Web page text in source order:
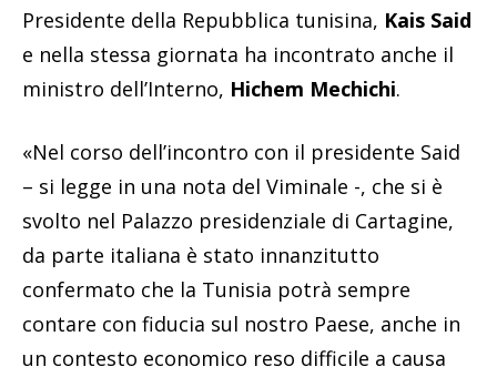
Presidente della Repubblica tunisina, Kais Said
e nella stessa giornata ha incontrato anche il
ministro dell’Interno, Hichem Mechichi.
«Nel corso dell’incontro con il presidente Said
– si legge in una nota del Viminale -, che si è
svolto nel Palazzo presidenziale di Cartagine,
da parte italiana è stato innanzitutto
confermato che la Tunisia potrà sempre
contare con fiducia sul nostro Paese, anche in
un contesto economico reso difficile a causa